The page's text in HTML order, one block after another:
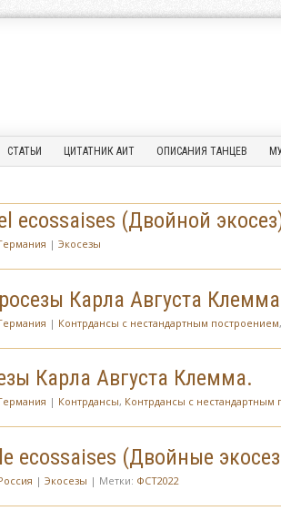
СТАТЬИ ЦИТАТНИК АИТ ОПИСАНИЯ ТАНЦЕВ
ecossaises (Двойной
|Экосезы
Карла Августа Клемма
| Контрдансы с нестандартным построением
Карла Августа Клемма.
| Контрдансы, Контрдансы с нестандартным
ecossaises (Двойные
|Экосезы | Метки: ФСТ2022